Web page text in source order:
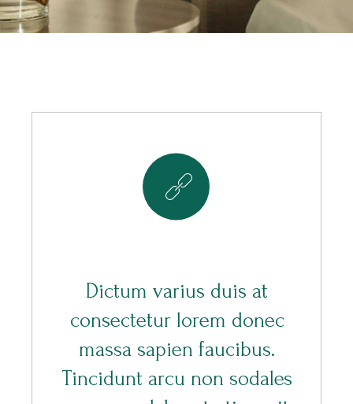
8
Dictum varius duis at
consectetur lorem donec
massa sapien faucibus.
Tincidunt arcu non sodales